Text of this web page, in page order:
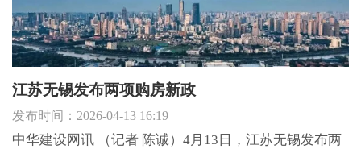
江苏无锡发布两项购房新政
发布时间：2026-04-13 16:19
中华建设网讯 （记者 陈诚）4月13日，江苏无锡发布两